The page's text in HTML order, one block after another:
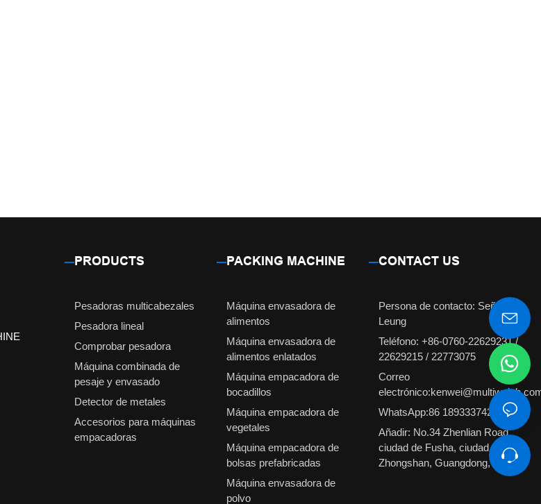
PRODUCTS
Pesadoras multicabezales
Pesadora lineal
Comprobar pesadora
Máquina combinada de
pesaje y envasado
Detector de metales
Accesorios para máquinas
empacadoras
PACKING MACHINE
Máquina envasadora de
alimentos
Máquina envasadora de
alimentos enlatados
Máquina empacadora de
bocadillos
Máquina empacadora de
vegetales
Máquina empacadora de
bolsas prefabricadas
Máquina envasadora de
polvo
CONTACT US
Persona de contacto: Señorita
Leung
Teléfono: +86-0760-22629231 /
22629215 / 22773075
Correo
WhatsApp:86 18933374210
Añadir: No.34 Zhenlian Road,
ciudad de Fusha, ciudad de
Zhongshan, Guangdong, China